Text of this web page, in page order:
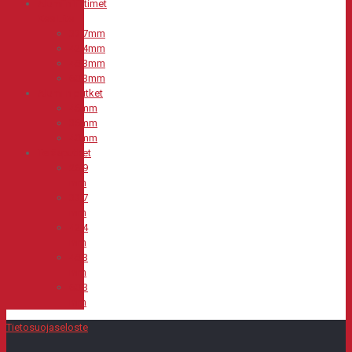
Alumiiniliittimet
33,7mm
42,4mm
48,3mm
60,3mm
Alumiiniputket
45mm
35mm
40mm
Teräsputket
26,9
mm
33,7
mm
42,4
mm
48,3
mm
60,3
mm
Tietosuojaseloste